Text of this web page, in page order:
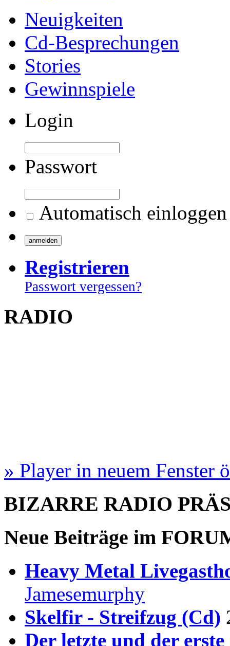
Neuigkeiten
Cd-Besprechungen
Stories
Gewinnspiele
Login
Passwort
Automatisch einloggen
Registrieren
Passwort vergessen?
RADIO
» Player in neuem Fenster
BIZARRE RADIO
Neue Beiträge im
Heavy Metal
Jamesemurphy
Skelfir - Streifzug (Cd)
Der letzte und der erste